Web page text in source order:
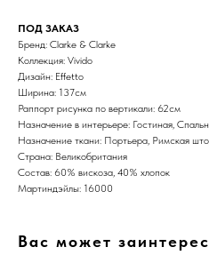
ПОД ЗАКАЗ
Бренд: Clarke & Clarke
Коллекция: Vivido
Дизайн: Effetto
Ширина: 137см
Раппорт рисунка по вертикали: 62см
Назначение в интерьере: Гостиная,
Назначение ткани: Портьера, Римская
Страна: Великобритания
Состав: 60% вискоза, 40% хлопок
Мартиндэйлы: 16000
Вас может